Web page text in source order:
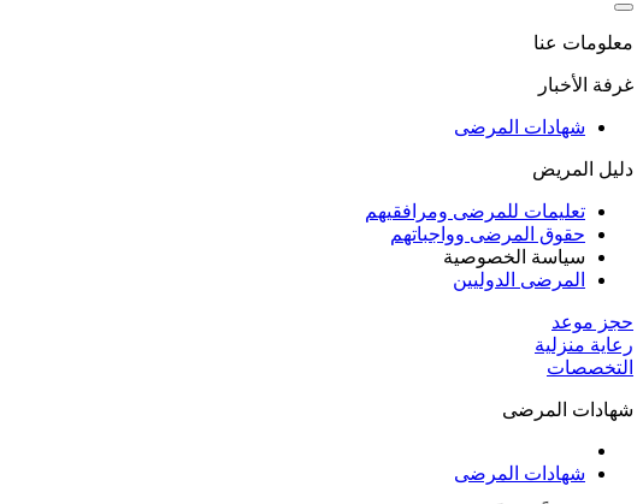
معلومات عنا
غرفة الأخبار
شهادات المرضى
دليل المريض
تعليمات للمرضى ومرافقيهم
حقوق المرضى وواجباتهم
سياسة الخصوصية
المرضى الدوليين
حجز موعد
رعاية منزلية
التخصصات
شهادات المرضى
شهادات المرضى